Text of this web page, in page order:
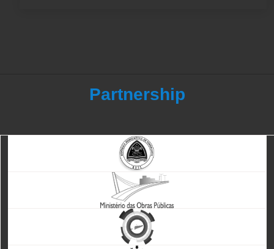
Partnership